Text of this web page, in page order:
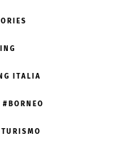
ITALIA
BORNEO